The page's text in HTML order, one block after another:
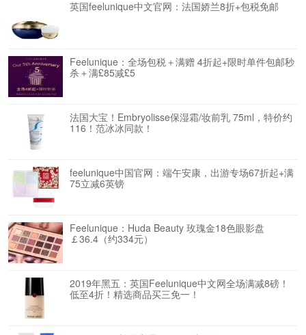
英国feelunique中文官网：法国娇兰8折+包税免邮
Feelunique：全场包税＋满赠 4折起+限时单件包邮秒
杀＋满£85减£5
法国大宝！Embryolisse保湿霜/妆前乳 75ml，特价约
116！范冰冰同款！
feelunique中国官网：端午安康，出游专场67折起+满
75立减6英镑
Feelunique：Huda Beauty 玫瑰金18色眼影盘
￡36.4（约334元）
2019年黑五：英国Feelunique中文网全场满减8磅！
低至4折！精选商品买三免一！